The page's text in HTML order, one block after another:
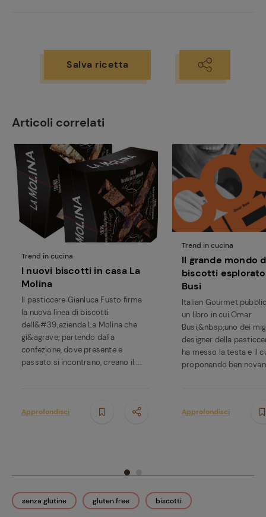
Salva ricetta
senza glutine gluten free biscotti
Articoli correlati
Trend in cucina
I nuovi biscotti in casa La
Molina
Il pasticcere Gianluca Fusto firma
la nuova linea di biscotti
dell&#39;azienda La Molina che
gi&agrave; partendo dalla
confezione, dove presente e
passato si incontrano, creano il ...
Approfondisci
Trend in cucina
Il grande mondo
biscotti
Busi
Italian Gourmet
un libro in cui Omar
Busi,&nbsp;uno dei
designer della
ha messo la testa e il
proponendo ben
Approfondisci